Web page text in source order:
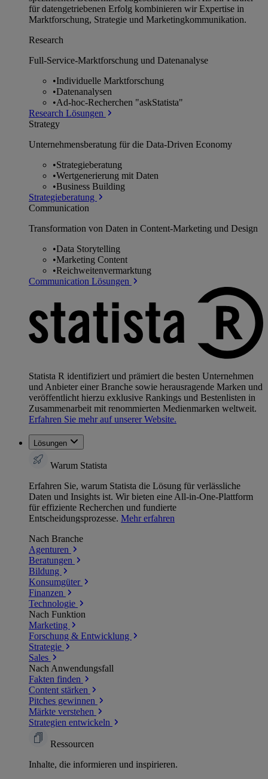
für datengetriebenen Erfolg kombinieren wir Expertise in
Marktforschung, Strategie und Marketingkommunikation.
Research
Full-Service-Marktforschung und Datenanalyse
•Individuelle Marktforschung
•Datenanalysen
•Ad-hoc-Recherchen "askStatista"
Research Lösungen
Strategy
Unternehmens­beratung für die Data-Driven Economy
•Strategieberatung
•Wertgenerierung mit Daten
•Business Building
Strategieberatung
Communication
Transformation von Daten in Content-Marketing und Design
•Data Storytelling
•Marketing Content
•Reichweitenvermarktung
Communication Lösungen
Statista R identifiziert und prämiert die besten Unternehmen
und Anbieter einer Branche sowie herausragende Marken und
veröffentlicht hierzu exklusive Rankings und Bestenlisten in
Zusammenarbeit mit renommierten Medienmarken weltweit.
Erfahren Sie mehr auf unserer Website.
Lösungen
Warum Statista
Erfahren Sie, warum Statista die Lösung für verlässliche
Daten und Insights ist. Wir bieten eine All-in-One-Plattform
für effiziente Recherchen und fundierte
Entscheidungsprozesse. Mehr erfahren
Nach Branche
Agenturen
Beratungen
Bildung
Konsumgüter
Finanzen
Technologie
Nach Funktion
Marketing
Forschung & Entwicklung
Strategie
Sales
Nach Anwendungsfall
Fakten finden
Content stärken
Pitches gewinnen
Märkte verstehen
Strategien entwickeln
Ressourcen
Inhalte, die informieren und inspirieren.